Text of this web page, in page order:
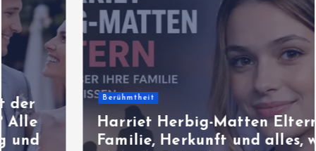
Harriet Herbig-Matten Eltern:
Familie, Herkunft und alles, was